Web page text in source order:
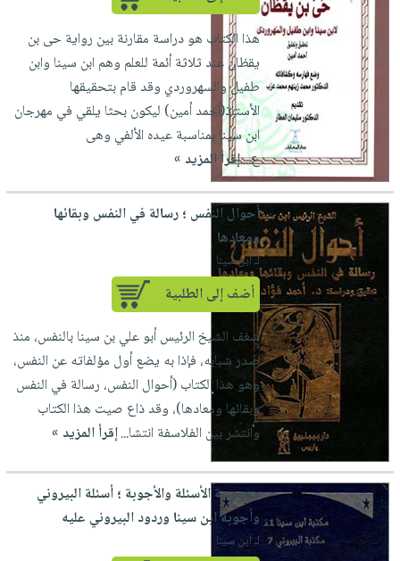
هذا الكتاب هو دراسة مقارنة بين رواية حى بن
يقظان عند ثلاثة أئمة للعلم وهم ابن سينا وابن
طفيل والسهروردي وقد قام بتحقيقها
الأستاذ(أحمد أمين) ليكون بحثا يلقي في مهرجان
ابن سينا بمناسبة عيده الألفي وهى
ع...إقرأ المزيد »
أحوال النفس ؛ رسالة في النفس وبقائها
ومعادها
لـ ابن سينا
أضف إلى الطلبية
شغف الشيخ الرئيس أبو علي بن سينا بالنفس، منذ
صدر شبابه، فإذا به يضع أول مؤلفاته عن النفس،
وهو هذا الكتاب (أحوال النفس، رسالة في النفس
وبقائها ومعادها)، وقد ذاع صيت هذا الكتاب
وانتشر بين الفلاسفة انتشا...إقرأ المزيد »
مجموعة الأسئلة والأجوبة ؛ أسئلة البيروني
وأجوبة ابن سينا وردود البيروني عليه
لـ ابن سينا